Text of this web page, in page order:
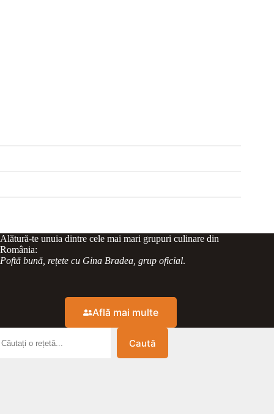
Alătură-te unuia dintre cele mai mari grupuri culinare din
România:
Poftă bună, rețete cu Gina Bradea, grup oficial.
Află mai multe
Caută